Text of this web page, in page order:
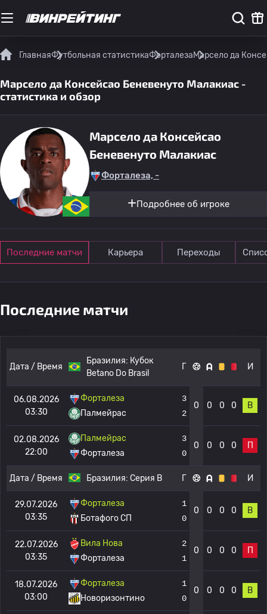
ГлавнаяФутбольная статистикаФорталезаМарсело да
Марсело да Консейсао Беневенуто Малакиас -
статистика и обзор
Марсело да Консейсао
Беневенуто Малакиас
Форталеза, -
Подробнее об игроке
Последние матчи Карьера Переходы
Последние матчи
Дата / Время
Бразилия: Кубок
Betano Do Brasil
Г И
06.08.2026
03:30
Форталеза
Палмейрас
3
2
0 0 0 0 В
02.08.2026
22:00
Палмейрас
Форталеза
3
0
0 0 0 0 П
Дата / Время Бразилия: Серия B Г И
29.07.2026
03:35
Форталеза
Ботафого СП
1
0
0 0 0 0 В
22.07.2026
03:35
Вила Нова
Форталеза
2
1
0 0 0 0 П
18.07.2026
03:00
Форталеза
Новоризонтино
1
0
0 0 0 0 В